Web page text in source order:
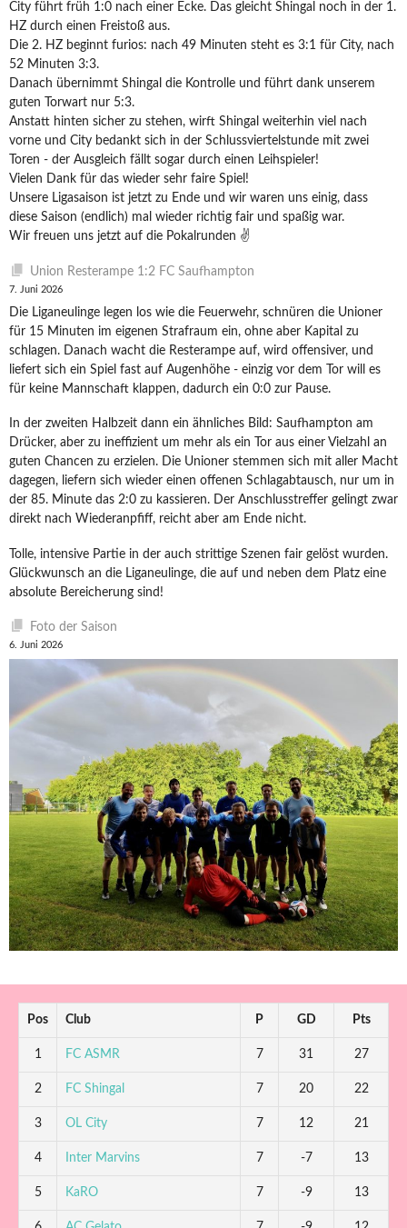
City führt früh 1:0 nach einer Ecke. Das gleicht Shingal noch in der 1.
HZ durch einen Freistoß aus.
Die 2. HZ beginnt furios: nach 49 Minuten steht es 3:1 für City, nach
52 Minuten 3:3.
Danach übernimmt Shingal die Kontrolle und führt dank unserem
guten Torwart nur 5:3.
Anstatt hinten sicher zu stehen, wirft Shingal weiterhin viel nach
vorne und City bedankt sich in der Schlussviertelstunde mit zwei
Toren - der Ausgleich fällt sogar durch einen Leihspieler!
Vielen Dank für das wieder sehr faire Spiel!
Unsere Ligasaison ist jetzt zu Ende und wir waren uns einig, dass
diese Saison (endlich) mal wieder richtig fair und spaßig war.
Wir freuen uns jetzt auf die Pokalrunden ✌️
Union Resterampe 1:2 FC Saufhampton
7. Juni 2026
Die Liganeulinge legen los wie die Feuerwehr, schnüren die Unioner
für 15 Minuten im eigenen Strafraum ein, ohne aber Kapital zu
schlagen. Danach wacht die Resterampe auf, wird offensiver, und
liefert sich ein Spiel fast auf Augenhöhe - einzig vor dem Tor will es
für keine Mannschaft klappen, dadurch ein 0:0 zur Pause.
In der zweiten Halbzeit dann ein ähnliches Bild: Saufhampton am
Drücker, aber zu ineffizient um mehr als ein Tor aus einer Vielzahl an
guten Chancen zu erzielen. Die Unioner stemmen sich mit aller Macht
dagegen, liefern sich wieder einen offenen Schlagabtausch, nur um in
der 85. Minute das 2:0 zu kassieren. Der Anschlusstreffer gelingt zwar
direkt nach Wiederanpfiff, reicht aber am Ende nicht.
Tolle, intensive Partie in der auch strittige Szenen fair gelöst wurden.
Glückwunsch an die Liganeulinge, die auf und neben dem Platz eine
absolute Bereicherung sind!
Foto der Saison
6. Juni 2026
Pos Club P GD Pts
1 FC ASMR 7 31 27
2 FC Shingal 7 20 22
3 OL City 7 12 21
4 Inter Marvins 7 -7 13
5 KaRO 7 -9 13